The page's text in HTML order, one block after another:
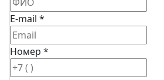
E-mail *
Номер *